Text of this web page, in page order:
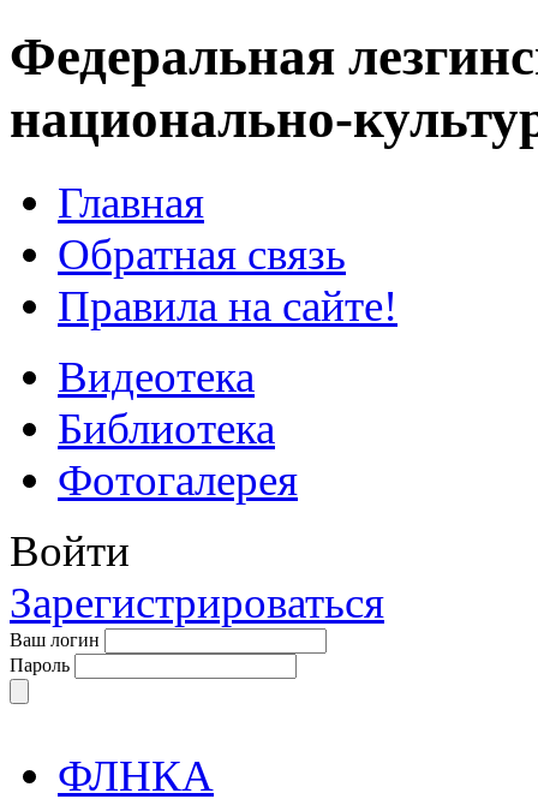
Федеральная
национально-
Главная
Обратная связь
Правила на сайте!
Видеотека
Библиотека
Фотогалерея
Войти
Зарегистрироваться
Ваш логин
Пароль
ФЛНКА